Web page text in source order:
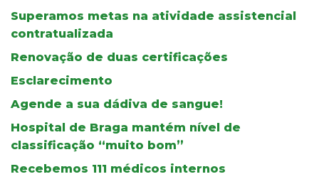
Superamos metas na atividade assistencial
contratualizada
Renovação de duas certificações
Esclarecimento
Agende a sua dádiva de sangue!
Hospital de Braga mantém nível de
classificação “muito bom”
Recebemos 111 médicos internos